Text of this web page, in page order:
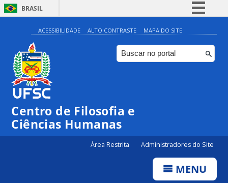
BRASIL
Simplifique!
Comunica BR
Participe
ACESSIBILIDADE ALTO CONTRASTE MAPA DO SITE
Centro de Filosofia e
Ciências Humanas
Área Restrita Administradores do Site
MENU